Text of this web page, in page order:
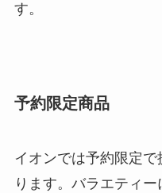
す。
予約限定商品
イオンでは予約限定
ります。バラエティ